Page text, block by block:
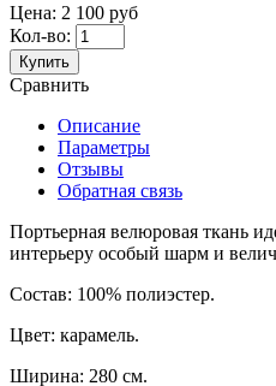
Цена: 2 100 руб
Кол-во:
Купить
Сравнить
Описание
Параметры
Отзывы
Обратная связь
Портьерная велюровая ткань
интерьеру особый шарм и
Состав: 100% полиэстер.
Цвет: карамель.
Ширина: 280 см.